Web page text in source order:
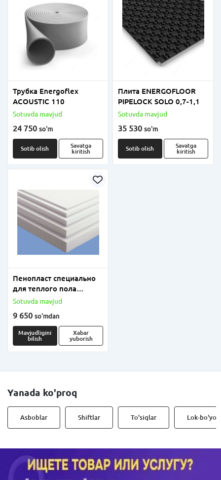
Трубка Energoflex
ACOUSTIC 110
Sotuvda mavjud
24 750 so'm
Sotib olish
Savatga
kiritish
Плита ENERGOFLOOR
PIPELOCK SOLO 0,7-1,1
Sotuvda mavjud
35 530 so'm
Sotib olish
Savatga
kiritish
Пенопласт специально
для теплого пола
плотность от 18 до 25
Sotuvda mavjud
9 650 so'mdan
Mavjudligini
bilish
Xabar
yuborish
Yanada ko'proq
Asboblar Shiftlar To'siqlar Lok-bo'yoq